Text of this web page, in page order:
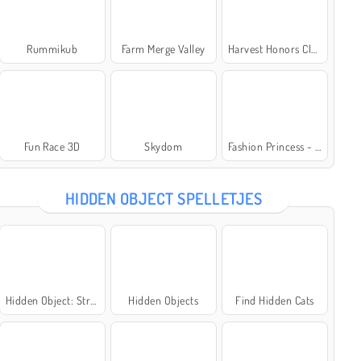
Rummikub Farm Merge Valley
Fun Race 3D Skydom
HIDDEN OBJECT SPELLETJES
Hidden Objects Find Hidden Cats